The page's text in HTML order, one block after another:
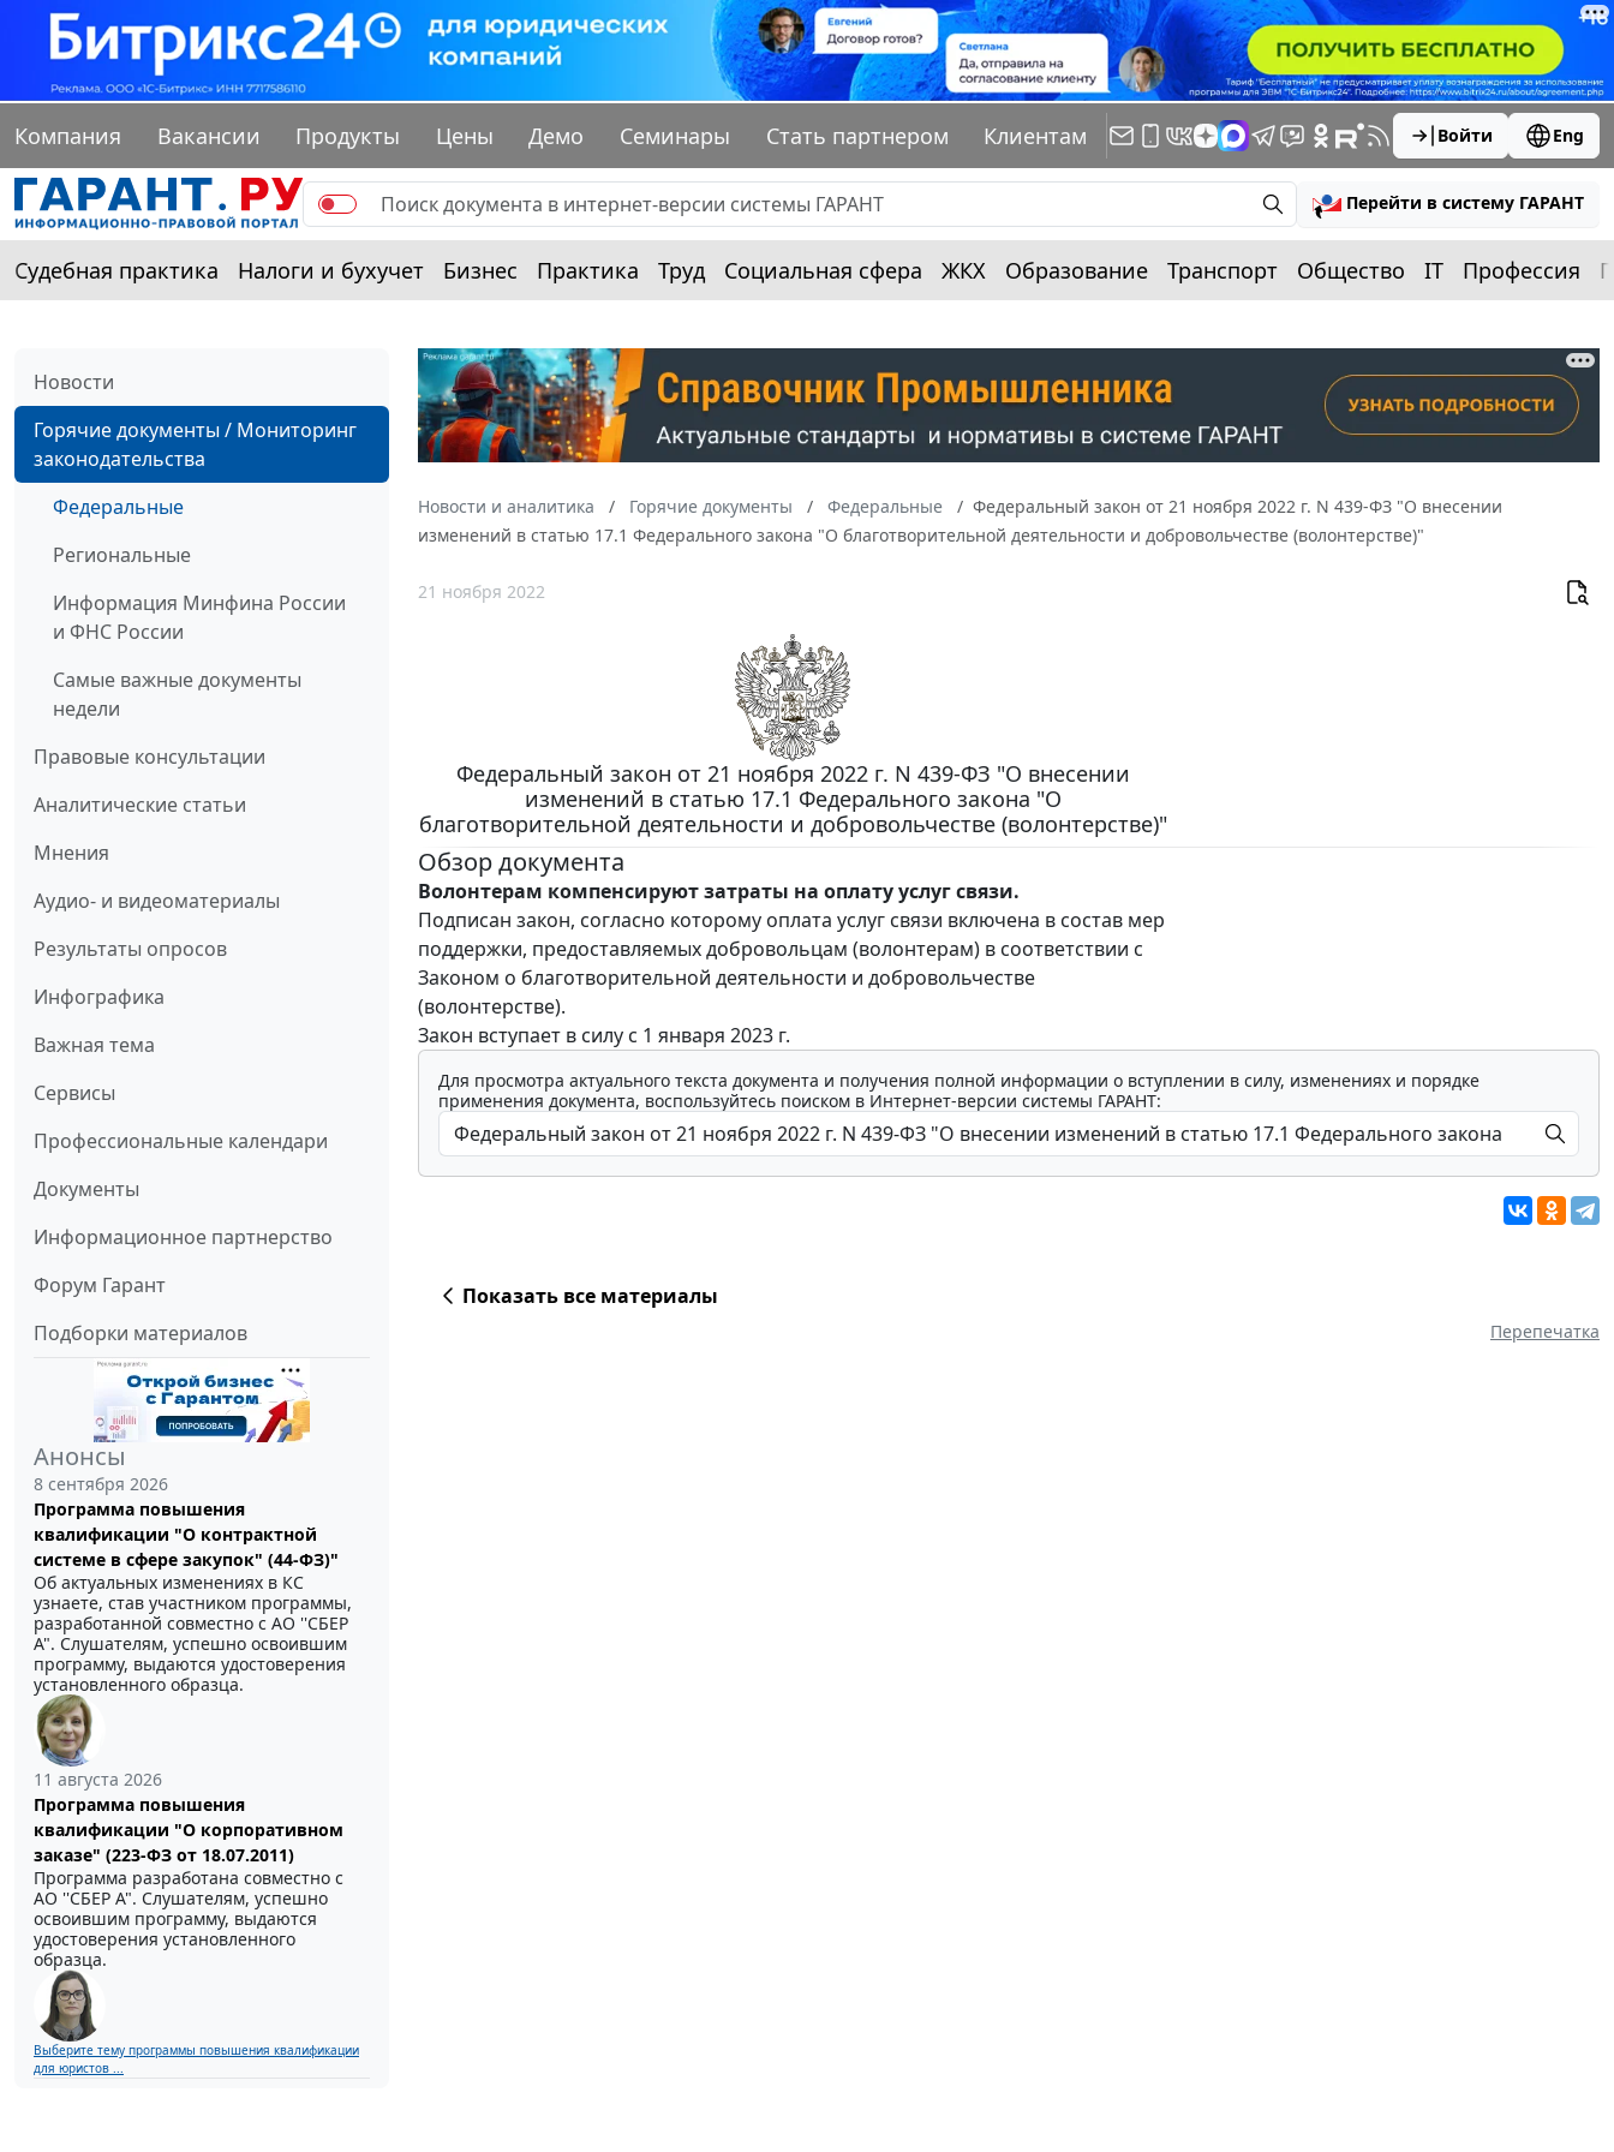
Компания Вакансии Продукты Цены Демо Семинары Стать партнером Клиентам Войти Eng
Перейти в систему ГАРАНТ
Судебная практика Налоги и бухучет Бизнес Практика Труд Социальная сфера ЖКХ Образование Транспорт Общество IT Профессия
Новости
Горячие документы / Мониторинг
законодательства
Федеральные
Региональные
Информация Минфина России
и ФНС России
Самые важные документы
недели
Правовые консультации
Аналитические статьи
Мнения
Аудио- и видеоматериалы
Результаты опросов
Инфографика
Важная тема
Сервисы
Профессиональные календари
Документы
Информационное партнерство
Форум Гарант
Подборки материалов
Анонсы
8 сентября 2026
Программа повышения
квалификации "О контрактной
системе в сфере закупок" (44-ФЗ)"
Об актуальных изменениях в КС
узнаете, став участником программы,
разработанной совместно с АО ''СБЕР
А". Слушателям, успешно освоившим
программу, выдаются удостоверения
установленного образца.
11 августа 2026
Программа повышения
квалификации "О корпоративном
заказе" (223-ФЗ от 18.07.2011)
Программа разработана совместно с
АО ''СБЕР А". Слушателям, успешно
освоившим программу, выдаются
удостоверения установленного
образца.
Выберите тему программы повышения квалификации
для юристов ...
Новости и аналитика Горячие документы Федеральные
Федеральный закон от 21 ноября 2022 г. N 439-ФЗ "О внесении
изменений в статью 17.1 Федерального закона "О благотворительной деятельности и добровольчестве (волонтерстве)"
21 ноября 2022
Федеральный закон от 21 ноября 2022 г. N 439-ФЗ "О внесении
изменений в статью 17.1 Федерального закона "О
благотворительной деятельности и добровольчестве (волонтерстве)"
Обзор документа
Волонтерам компенсируют затраты на оплату услуг связи.
Подписан закон, согласно которому оплата услуг связи включена в состав мер
поддержки, предоставляемых добровольцам (волонтерам) в соответствии с
Законом о благотворительной деятельности и добровольчестве
(волонтерстве).
Закон вступает в силу с 1 января 2023 г.
Для просмотра актуального текста документа и получения полной информации о вступлении в силу, изменениях и порядке
применения документа, воспользуйтесь поиском в Интернет-версии системы ГАРАНТ:
Показать все материалы
Перепечатка